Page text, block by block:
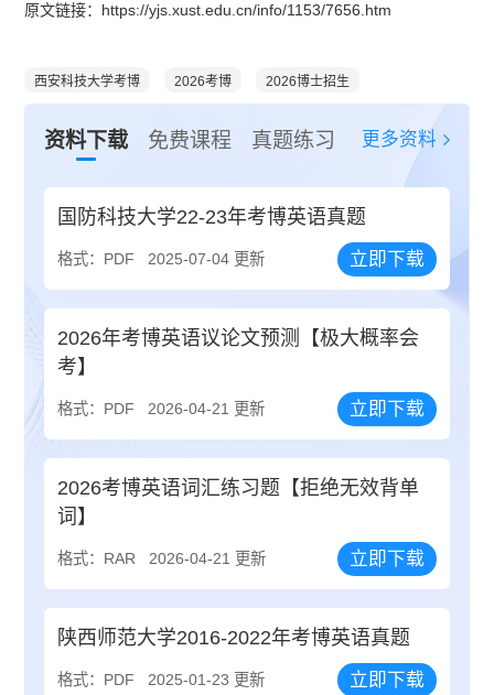
原文链接：https://yjs.xust.edu.cn/info/1153/7656.htm
西安科技大学考博 2026考博 2026博士招生
资料下载 免费课程 真题练习 更多资料
国防科技大学22-23年考博英语真题
格式：PDF 2025-07-04 更新 立即下载
2026年考博英语议论文预测【极大概率会
考】
格式：PDF 2026-04-21 更新 立即下载
2026考博英语词汇练习题【拒绝无效背单
词】
格式：RAR 2026-04-21 更新 立即下载
陕西师范大学2016-2022年考博英语真题
格式：PDF 2025-01-23 更新 立即下载